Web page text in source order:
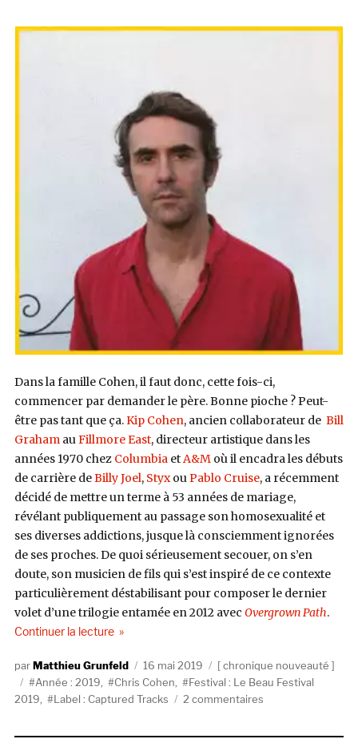
Dans la famille Cohen, il faut donc, cette fois-ci,
commencer par demander le père. Bonne pioche ? Peut-
être pas tant que ça.Kip Cohen, ancien collaborateur de Bill
GrahamauFillmore East, directeur artistique dans les
années 1970 chez ColumbiaetA&Moù il encadra les débuts
de carrière deBilly Joel, StyxouPablo Cruise, a récemment
décidé de mettre un terme à 53 années de mariage,
révélant publiquement au passage son homosexualité et
ses diverses addictions, jusque là consciemment ignorées
de ses proches. De quoi sérieusement secouer, on s’en
doute, son musicien de fils qui s’est inspiré de ce contexte
particulièrement déstabilisant pour composer le dernier
volet d’une trilogie entamée en 2012 avec Overgrown Path.
Continuer la lecturede « Chris Cohen, Chris Cohen (Captured
AuteurMatthieu Grunfeld
Publié
le
16 mai 2019 Catégories
chronique nouveauté
Étiquettes
Année : 2019 Chris Cohen
Festival : Le Beau Festival
2019
Label : Captured Tracks 2 commentaires